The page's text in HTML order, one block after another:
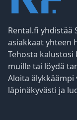
Rental.fi yhdistää
asiakkaat yhteen
Tehosta
muille tai löydä
Aloita
läpinäkyvästi ja